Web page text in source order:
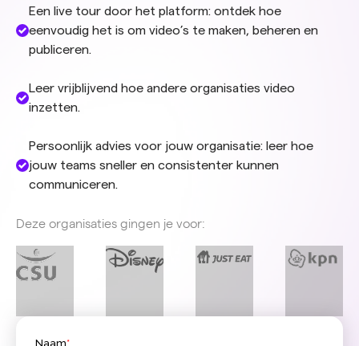
Een live tour door het platform: ontdek hoe
eenvoudig het is om video’s te maken, beheren en
publiceren.
Leer vrijblijvend hoe andere organisaties video
inzetten.
Persoonlijk advies voor jouw organisatie: leer hoe
jouw teams sneller en consistenter kunnen
communiceren.
Deze organisaties gingen je voor: